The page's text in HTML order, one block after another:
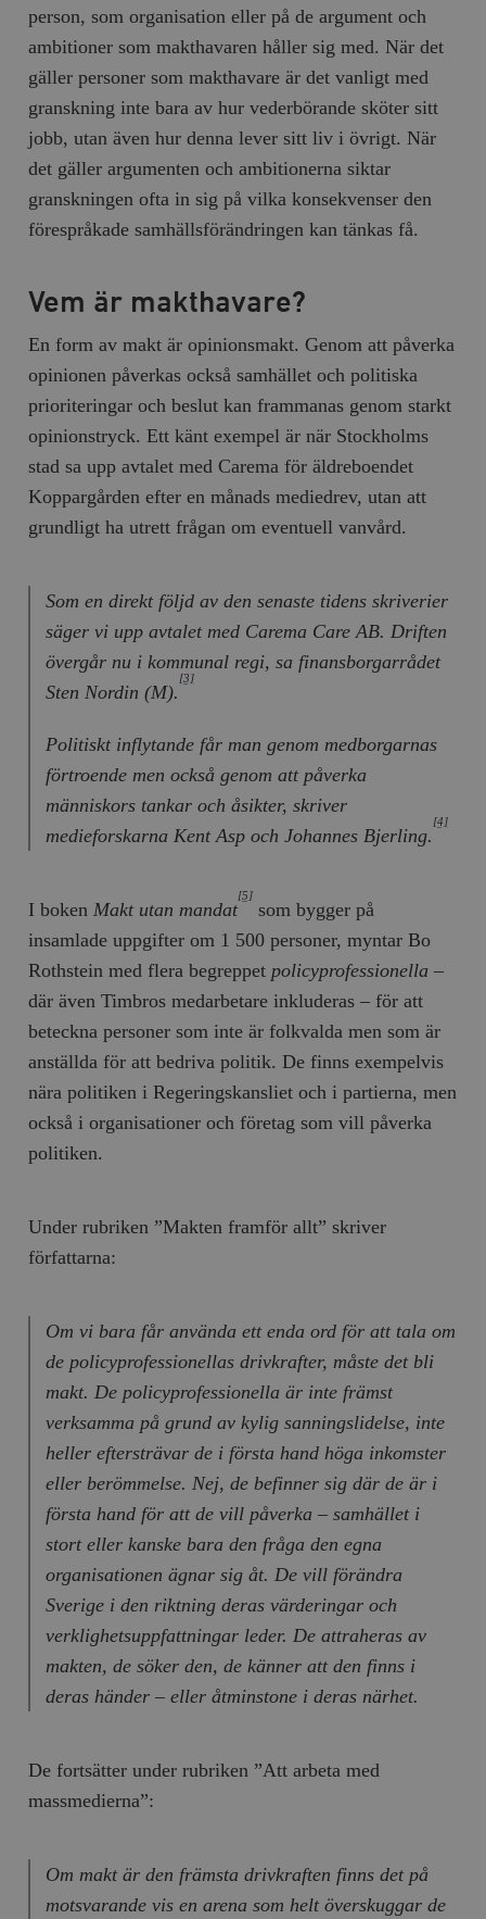
person, som organisation eller på de argument och
ambitioner som makthavaren håller sig med. När det
gäller personer som makthavare är det vanligt med
granskning inte bara av hur vederbörande sköter sitt
jobb, utan även hur denna lever sitt liv i övrigt. När
det gäller argumenten och ambitionerna siktar
granskningen ofta in sig på vilka konsekvenser den
förespråkade samhällsförändringen kan tänkas få.
Vem är makthavare?
En form av makt är opinionsmakt. Genom att påverka
opinionen påverkas också samhället och politiska
prioriteringar och beslut kan frammanas genom starkt
opinionstryck. Ett känt exempel är när Stockholms
stad sa upp avtalet med Carema för äldreboendet
Koppargården efter en månads mediedrev, utan att
grundligt ha utrett frågan om eventuell vanvård.
Som en direkt följd av den senaste tidens skriverier
säger vi upp avtalet med Carema Care AB. Driften
övergår nu i kommunal regi, sa finansborgarrådet
Sten Nordin (M).
[3]
Politiskt inflytande får man genom medborgarnas
förtroende men också genom att påverka
människors tankar och åsikter, skriver
medieforskarna Kent Asp och Johannes Bjerling.
[4]
I boken Makt utan mandat
[5]
som bygger på
insamlade uppgifter om 1 500 personer, myntar Bo
Rothstein med flera begreppet policyprofessionella–
där även Timbros medarbetare inkluderas – för att
beteckna personer som inte är folkvalda men som är
anställda för att bedriva politik. De finns exempelvis
nära politiken i Regeringskansliet och i partierna, men
också i organisationer och företag som vill påverka
politiken.
Under rubriken ”Makten framför allt” skriver
författarna:
Om vi bara får använda ett enda ord för att tala om
de policyprofessionellas drivkrafter, måste det bli
makt. De policyprofessionella är inte främst
verksamma på grund av kylig sanningslidelse, inte
heller eftersträvar de i första hand höga inkomster
eller berömmelse. Nej, de befinner sig där de är i
första hand för att de vill påverka – samhället i
stort eller kanske bara den fråga den egna
organisationen ägnar sig åt. De vill förändra
Sverige i den riktning deras värderingar och
verklighetsuppfattningar leder. De attraheras av
makten, de söker den, de känner att den finns i
deras händer – eller åtminstone i deras närhet.
De fortsätter under rubriken ”Att arbeta med
massmedierna”:
Om makt är den främsta drivkraften finns det på
motsvarande vis en arena som helt överskuggar de